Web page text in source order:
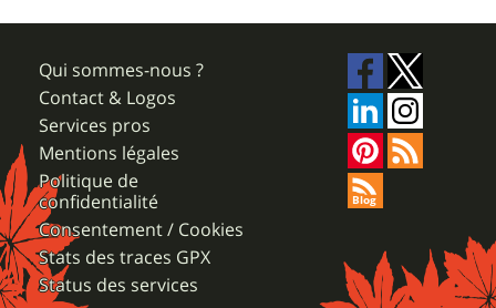
Qui sommes-nous ?
Contact & Logos
Services pros
Mentions légales
Politique de
confidentialité
Consentement / Cookies
Stats des traces GPX
Status des services